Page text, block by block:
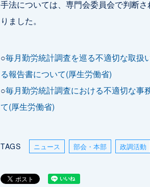
手法については、専門会委員会で判断
りました。
○毎月勤労統計調査を巡る不適切な取扱
る報告書について(厚生労働省)
○毎月勤労統計調査における不適切な事
て(厚生労働省)
TAGS ニュース 部会・本部 政調活動